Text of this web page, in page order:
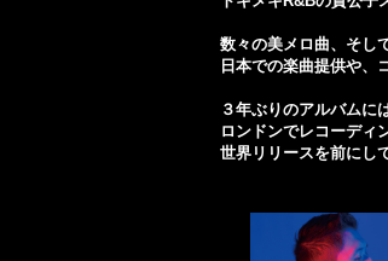
数々の美メロ曲、そし
日本での楽曲提供や、
３年ぶりのアルバムに
ロンドンでレコーディ
世界リリースを前にし